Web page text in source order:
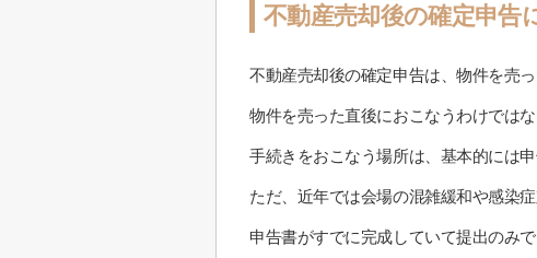
不動産売却後の確定申告
不動産売却後の確定申告は、物件を売
物件を売った直後におこなうわけでは
手続きをおこなう場所は、基本的には
ただ、近年では会場の混雑緩和や感染
申告書がすでに完成していて提出のみ